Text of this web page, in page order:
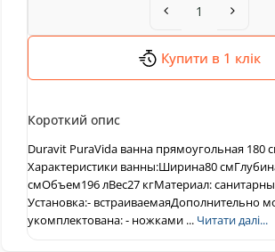
Купити в 1 клік
Короткий опис
Duravit PuraVida ванна прямоугольная 180
Характеристики ванны:Ширина80
смОбъем196 лВес27 кгМатериал:
Установка:- встраиваемаяДополнительно
укомплектована: - ножками ... Читати далі...